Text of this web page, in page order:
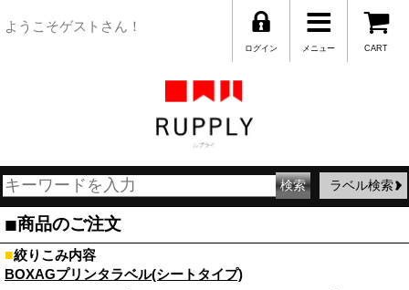
ようこそゲストさん！
CART
メニュー
ログイン
ラベル検索
■商品のご注文
■絞りこみ内容
BOXAGプリンタラベル(シートタイプ)